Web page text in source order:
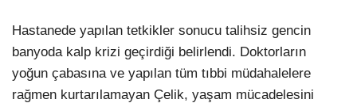
Hastanede yapılan tetkikler sonucu talihsiz gencin
banyoda kalp krizi geçirdiği belirlendi. Doktorların
yoğun çabasına ve yapılan tüm tıbbi müdahalelere
rağmen kurtarılamayan Çelik, yaşam mücadelesini